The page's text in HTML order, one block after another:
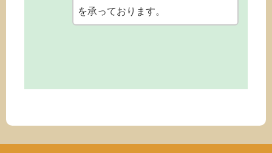
を承っております。